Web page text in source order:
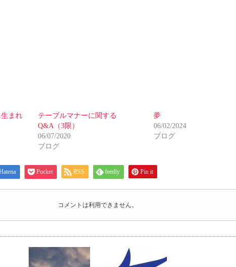
まれ
テーブルマナーに関する
Q&A（3限）
06/07/2020
ブログ
夢
06/02/2024
ブログ
Pocket RSS feedly Pin it
コメントは利用できません。